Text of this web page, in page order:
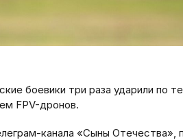
боевики три раза ударили по
FPV-дронов.
канала «Сыны Отечества»,